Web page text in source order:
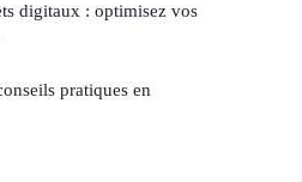
digitaux : optimisez vos
pratiques en